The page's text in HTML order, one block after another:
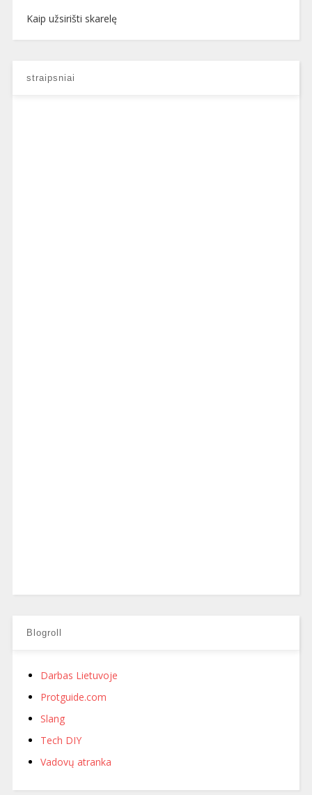
Kaip užsirišti skarelę
straipsniai
Blogroll
Darbas Lietuvoje
Protguide.com
Slang
Tech DIY
Vadovų atranka